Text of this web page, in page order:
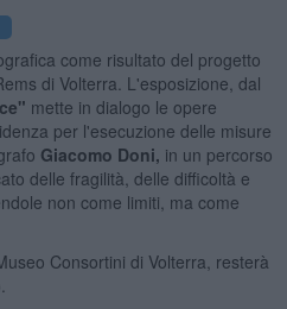
come risultato del progetto
di Volterra. L'esposizione, dal
mette in dialogo le opere
per l'esecuzione delle misure
Giacomo Doni, in un percorso
delle fragilità, delle difficoltà e
non come limiti, ma come
Consortini di Volterra, resterà